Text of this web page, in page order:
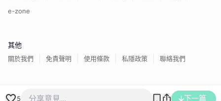
5 下一篇
e-zone
其他
關於我們 免責聲明 使用條款 私隱政策 聯絡我們
香港經濟日報版權所有©